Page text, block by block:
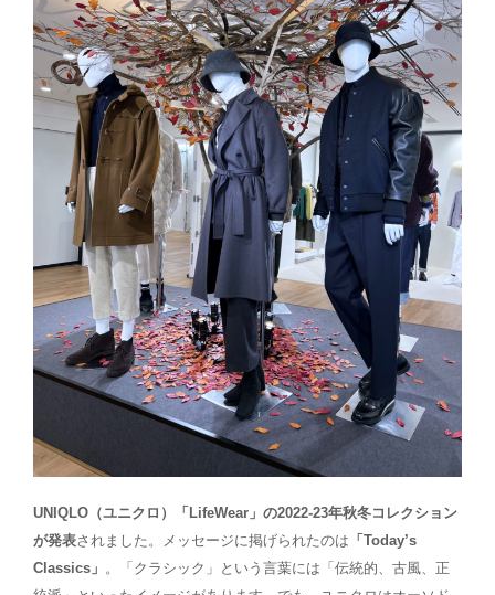
UNIQLO（ユニクロ）「LifeWear」の2022-23年秋冬コレクション
が発表されました。メッセージに掲げられたのは 「Today’s
Classics」 。「クラシック」という言葉には「伝統的、古風、正